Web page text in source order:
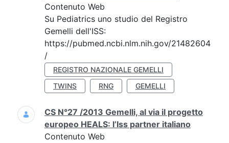
Contenuto Web
Su Pediatrics uno studio del Registro
Gemelli dell'ISS:
https://pubmed.ncbi.nlm.nih.gov/21482604
/
REGISTRO NAZIONALE GEMELLI
TWINS
RNG GEMELLI
CS N°27 /2013 Gemelli, al via il progetto
europeo HEALS: l’Iss partner italiano
Contenuto Web